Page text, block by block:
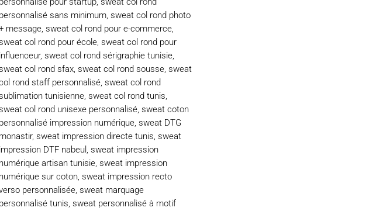
personnalisé sans minimum, sweat col rond photo
message, sweat col rond pour e-commerce,
sweat col rond pour école, sweat col rond pour
influenceur, sweat col rond sérigraphie tunisie,
sweat col rond sfax, sweat col rond sousse, sweat
rond staff personnalisé, sweat col rond
sublimation tunisienne, sweat col rond tunis,
sweat col rond unisexe personnalisé, sweat coton
personnalisé impression numérique, sweat DTG
monastir, sweat impression directe tunis, sweat
impression DTF nabeul , sweat impression
numérique artisan tunisie, sweat impression
numérique sur coton, sweat impression recto
personnalisée, sweat marquage
personnalisé tunis, sweat personnalisé à motif